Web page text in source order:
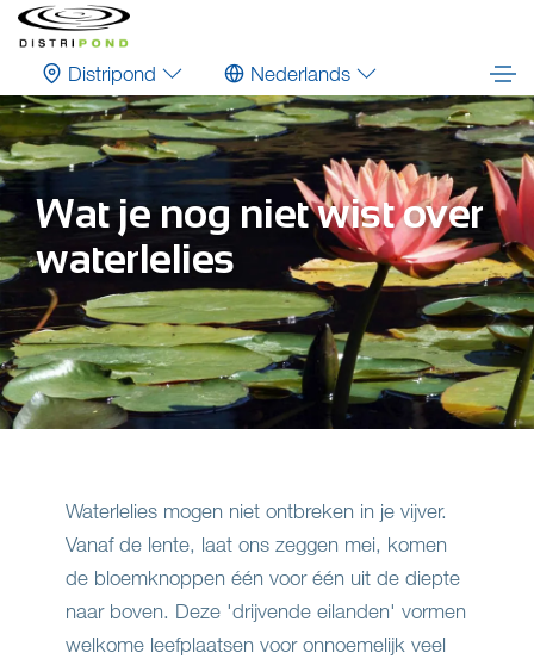
Distripond Nederlands
Wat je nog niet wist over
waterlelies
Waterlelies mogen niet ontbreken in je vijver.
Vanaf de lente, laat ons zeggen mei, komen
de bloemknoppen één voor één uit de diepte
naar boven. Deze 'drijvende eilanden' vormen
welkome leefplaatsen voor onnoemelijk veel